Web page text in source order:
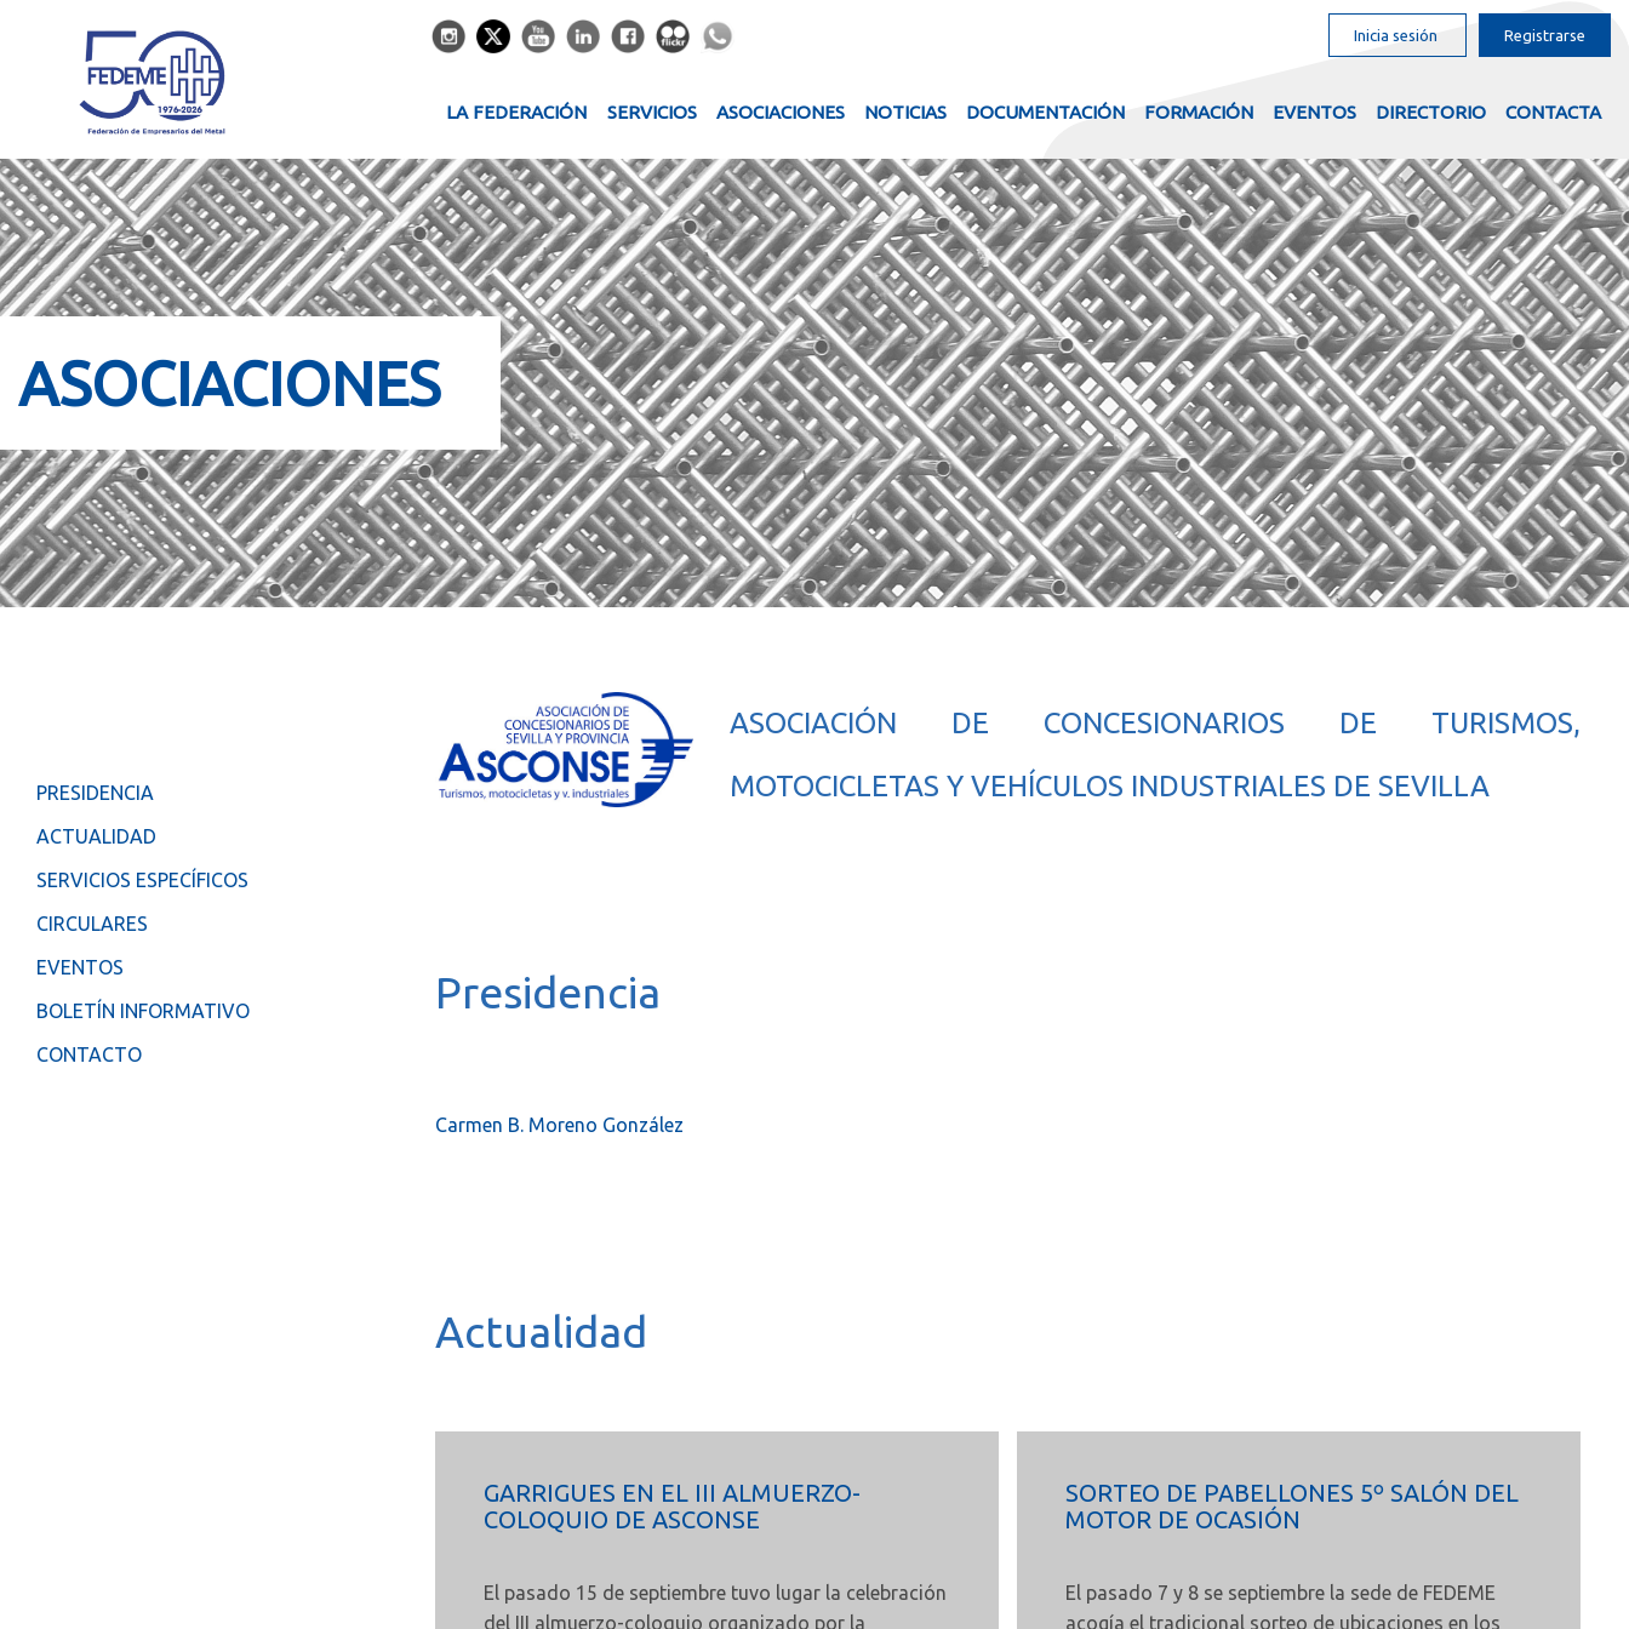
Inicia sesión Registrarse
LA FEDERACIÓN SERVICIOS ASOCIACIONES NOTICIAS DOCUMENTACIÓN FORMACIÓN EVENTOS DIRECTORIO CONTACTA
ASOCIACIONES
PRESIDENCIA
ACTUALIDAD
SERVICIOS ESPECÍFICOS
CIRCULARES
EVENTOS
BOLETÍN INFORMATIVO
CONTACTO
ASOCIACIÓN DE CONCESIONARIOS DE TURISMOS,
MOTOCICLETAS Y VEHÍCULOS INDUSTRIALES DE SEVILLA
Presidencia
Carmen B. Moreno González
Actualidad
GARRIGUES EN EL III ALMUERZO-
COLOQUIO DE ASCONSE
El pasado 15 de septiembre tuvo lugar la celebración
del III almuerzo-coloquio organizado por la
SORTEO DE PABELLONES 5º SALÓN DEL
MOTOR DE OCASIÓN
El pasado 7 y 8 se septiembre la sede de FEDEME
acogía el tradicional sorteo de ubicaciones en los